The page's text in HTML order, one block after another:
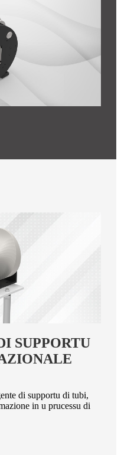
SUPPORTU
di supportu di tubi,
in u prucessu di